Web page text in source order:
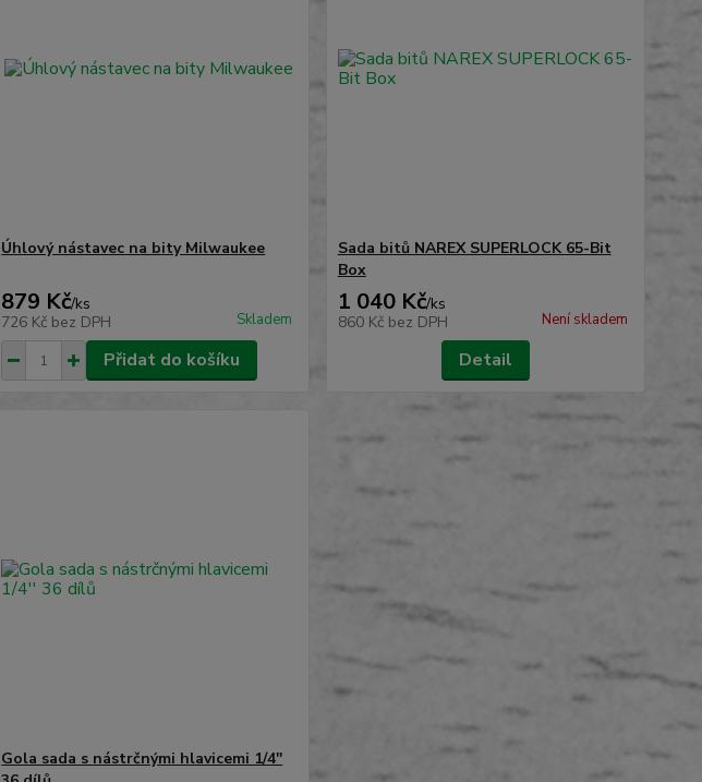
Úhlový nástavec na bity Milwaukee
879 Kč/ks
726 Kč bez DPH Skladem
Přidat do košíku
Sada bitů NAREX SUPERLOCK 65-Bit
Box
1 040 Kč/ks
860 Kč bez DPH Není skladem
Detail
Gola sada s nástrčnými hlavicemi 1/4''